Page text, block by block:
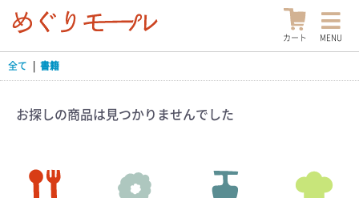
カート MENU
全て | 書籍
お探しの商品は見つかりませんでした